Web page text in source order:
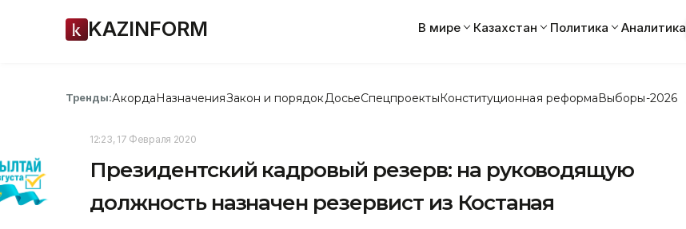
KAZINFORM В мире Казахстан Политика Аналитика
Тренды:АкордаНазначенияЗакон и порядок ДосьеСпецпроектыКонституционная реформаВыборы-2026
12:23, 17 Февраля 2020
Президентский кадровый резерв: на руководящую
должность назначен резервист из Костаная